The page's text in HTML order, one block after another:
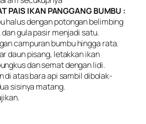
PAIS IKAN PANGGANG BUMBU :
halus dengan potongan belimbing
gula pasir menjadi satu.
campuran bumbu hingga rata.
daun pisang, letakkan ikan
dan semat dengan lidi.
di atas bara api sambil dibolak-
sisinya matang.